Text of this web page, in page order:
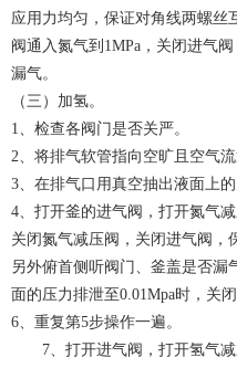
应用力均匀，保证对角线两螺丝
阀通入氮气到1MPa，关闭进气
漏气。
（三）加氢。
1、检查各阀门是否关严。
2、将排气软管指向空旷且空气流
3、在排气口用真空抽出液面上的
4、打开釜的进气阀，打开氮气
关闭氮气减压阀，关闭进气阀，
另外俯首侧听阀门、釜盖是否漏
面的压力排泄至0.01Mpa时，关闭
6、重复第5步操作一遍。
7、打开进气阀，打开氢气减